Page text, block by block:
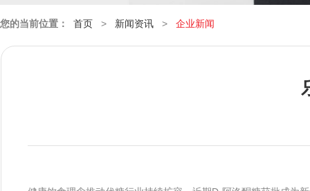
您的当前位置： 首页 > 新闻资讯 > 企业新闻